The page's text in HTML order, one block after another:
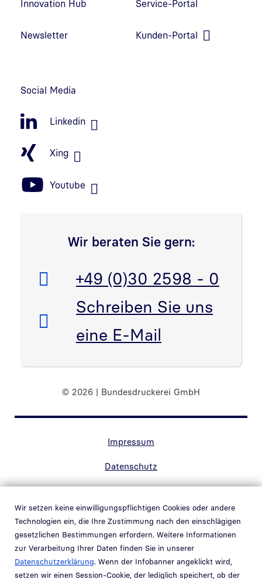
Wir setzen keine einwilligungspflichtigen Cookies oder andere
Technologien ein, die Ihre Zustimmung nach den einschlägigen
gesetzlichen Bestimmungen erfordern. Weitere Informationen
zur Verarbeitung Ihrer Daten finden Sie in unserer
Datenschutzerklärung. Wenn der Infobanner angeklickt wird,
setzen wir einen Session-Cookie, der lediglich speichert, ob der
Innovation Hub
Newsletter
Service-Portal
Kunden-Portal
Social Media
Linkedin
Xing
Youtube
Wir beraten Sie gern:
Telefon:
+49 (0)30 2598 - 0
E-Mail:
Schreiben Sie uns
eine E-Mail
© 2026 | Bundesdruckerei GmbH
Impressum
Datenschutz
Barrierefreiheit
Hinweisgebersystem
Link in neuem Fenster öffnen
Schwachstellenmeldung